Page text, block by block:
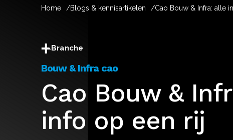
Home Blogs & kennisartikelen Cao Bouw & Infra: alle
Branche
Bouw & Infra cao
Cao Bouw &
info op een rij